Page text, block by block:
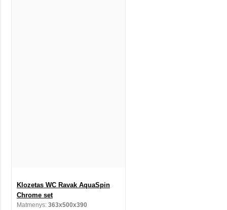
Klozetas WC Ravak AquaSpin
Chrome set
Matmenys: 363x500x390